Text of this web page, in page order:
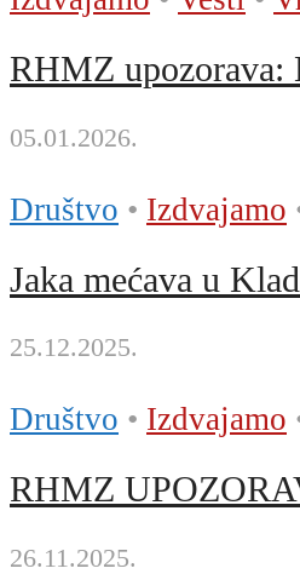
RHMZ upozorava:
05.01.2026.
Društvo • Izdvajamo
Jaka mećava u
25.12.2025.
Društvo • Izdvajamo
RHMZ
26.11.2025.